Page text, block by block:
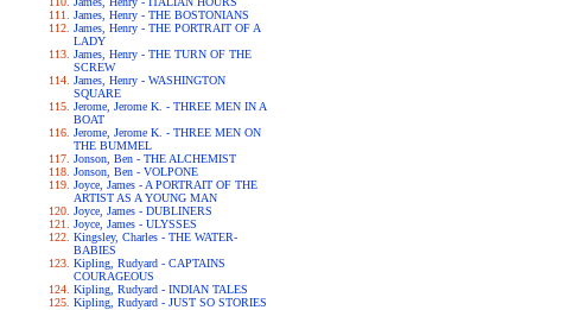
James, Henry - THE BOSTONIANS
James, Henry - THE PORTRAIT OF A
LADY
James, Henry - THE TURN OF THE
SCREW
James, Henry - WASHINGTON
SQUARE
Jerome, Jerome K. - THREE MEN IN A
BOAT
Jerome, Jerome K. - THREE MEN ON
THE BUMMEL
Jonson, Ben - THE ALCHEMIST
Jonson, Ben - VOLPONE
Joyce, James - A PORTRAIT OF THE
ARTIST AS A YOUNG MAN
Joyce, James - DUBLINERS
Joyce, James - ULYSSES
Kingsley, Charles - THE WATER-
BABIES
Kipling, Rudyard - CAPTAINS
COURAGEOUS
Kipling, Rudyard - INDIAN TALES
Kipling, Rudyard - JUST SO STORIES